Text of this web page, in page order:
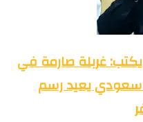
غربلة صارمة في
سعودي يعيد رسم